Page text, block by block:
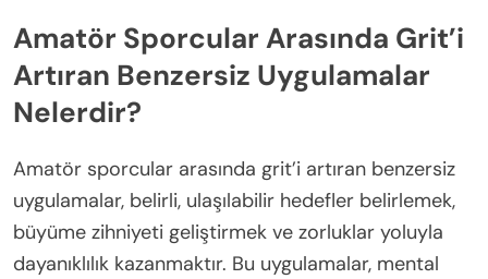
Amatör Sporcular Arasında Grit’i
Artıran Benzersiz Uygulamalar
Nelerdir?
Amatör sporcular arasında grit’i artıran benzersiz
uygulamalar, belirli, ulaşılabilir hedefler belirlemek,
büyüme zihniyeti geliştirmek ve zorluklar yoluyla
dayanıklılık kazanmaktır. Bu uygulamalar, mental